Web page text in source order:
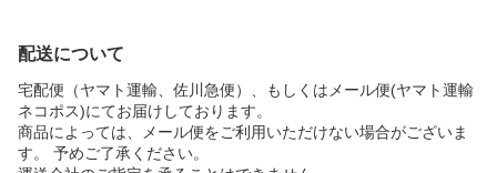
配送について
宅配便（ヤマト運輸、佐川急便）、もしくはメール便(ヤマト運輸
ネコポス)にてお届けしております。
商品によっては、メール便をご利用いただけない場合がございま
す。 予めご了承ください。